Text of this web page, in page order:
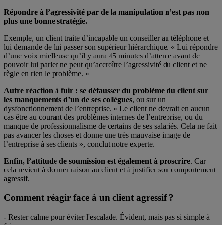
Répondre à l’agressivité par de la manipulation n’est pas non
plus une bonne stratégie.
Exemple, un client traite d’incapable un conseiller au téléphone et
lui demande de lui passer son supérieur hiérarchique. « Lui répondre
d’une voix mielleuse qu’il y aura 45 minutes d’attente avant de
pouvoir lui parler ne peut qu’accroître l’agressivité du client et ne
règle en rien le problème. »
Autre réaction à fuir : se défausser du problème du client sur
les manquements d’un de ses collègues, ou sur un
dysfonctionnement de l’entreprise. « Le client ne devrait en aucun
cas être au courant des problèmes internes de l’entreprise, ou du
manque de professionnalisme de certains de ses salariés. Cela ne fait
pas avancer les choses et donne une très mauvaise image de
l’entreprise à ses clients », conclut notre experte.
Enfin, l’attitude de soumission est également à proscrire. Car
cela revient à donner raison au client et à justifier son comportement
agressif.
Comment réagir face à un client agressif ?
- Rester calme pour éviter l'escalade. Évident, mais pas si simple à